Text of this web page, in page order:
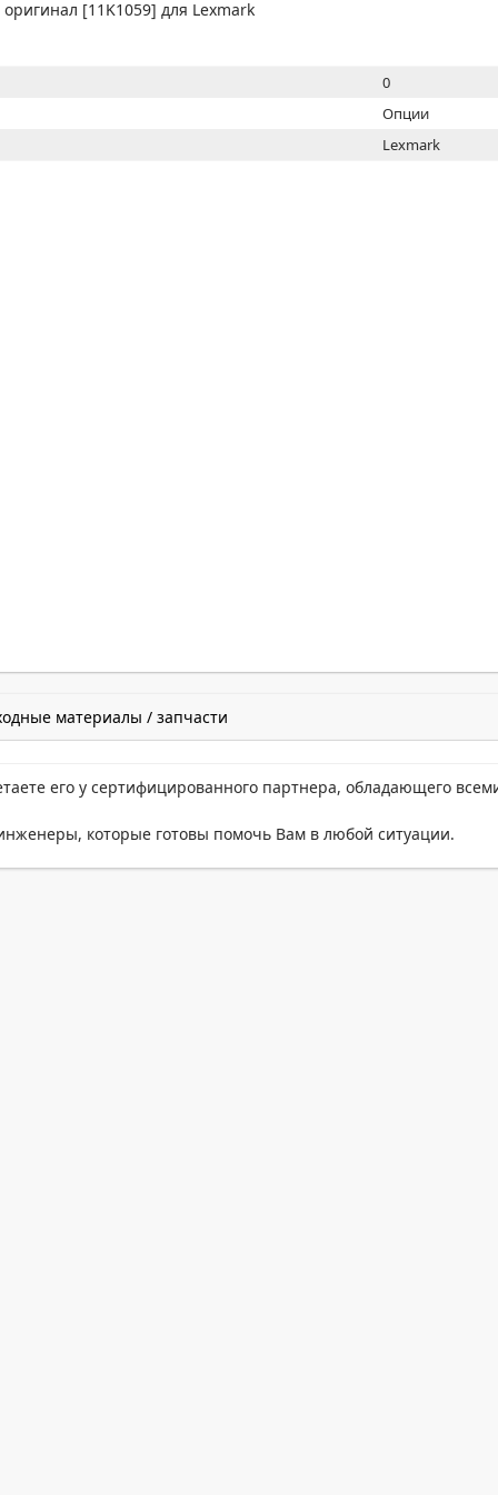
[11K1059] для Lexmark
0
Опции
Lexmark
материалы / запчасти
его у сертифицированного партнера, обладающего
которые готовы помочь Вам в любой ситуации.